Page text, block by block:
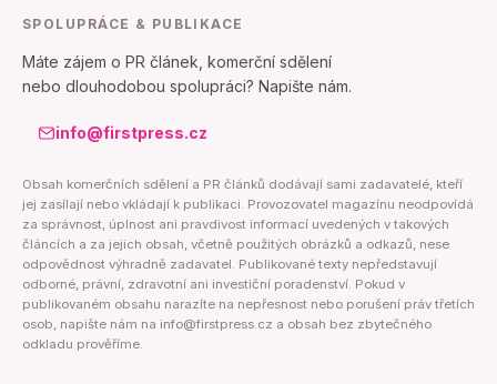
SPOLUPRÁCE & PUBLIKACE
Máte zájem o PR článek, komerční sdělení
nebo dlouhodobou spolupráci? Napište nám.
info@firstpress.cz
Obsah komerčních sdělení a PR článků dodávají sami zadavatelé, kteří
jej zasílají nebo vkládají k publikaci. Provozovatel magazínu neodpovídá
za správnost, úplnost ani pravdivost informací uvedených v takových
článcích a za jejich obsah, včetně použitých obrázků a odkazů, nese
odpovědnost výhradně zadavatel. Publikované texty nepředstavují
odborné, právní, zdravotní ani investiční poradenství. Pokud v
publikovaném obsahu narazíte na nepřesnost nebo porušení práv třetích
osob, napište nám na info@firstpress.cz a obsah bez zbytečného
odkladu prověříme.